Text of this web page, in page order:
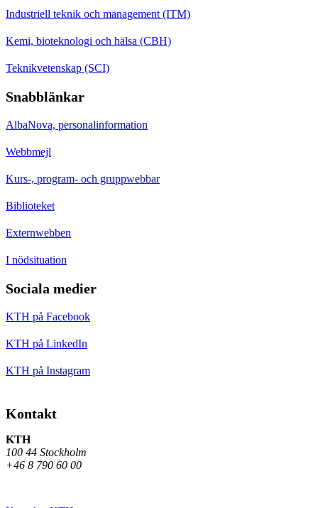
Industriell teknik och management (ITM)
Kemi, bioteknologi och hälsa (CBH)
Teknikvetenskap (SCI)
Snabblänkar
AlbaNova, personalinformation
Webbmejl
Kurs-, program- och gruppwebbar
Biblioteket
Externwebben
I nödsituation
Sociala medier
KTH på Facebook
KTH på LinkedIn
KTH på Instagram
Kontakt
KTH
100 44 Stockholm
+46 8 790 60 00